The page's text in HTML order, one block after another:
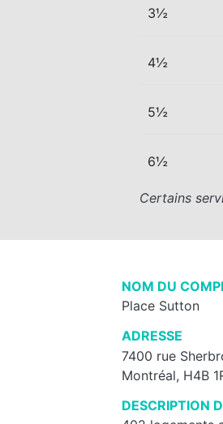
3½
4½
5½
6½
Certains
NOM DU
Place Sutton
ADRESSE
7400 rue
Montréal, H4B
DESCRIPTION